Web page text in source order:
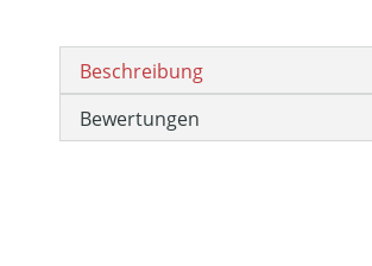
Beschreibung
Bewertungen